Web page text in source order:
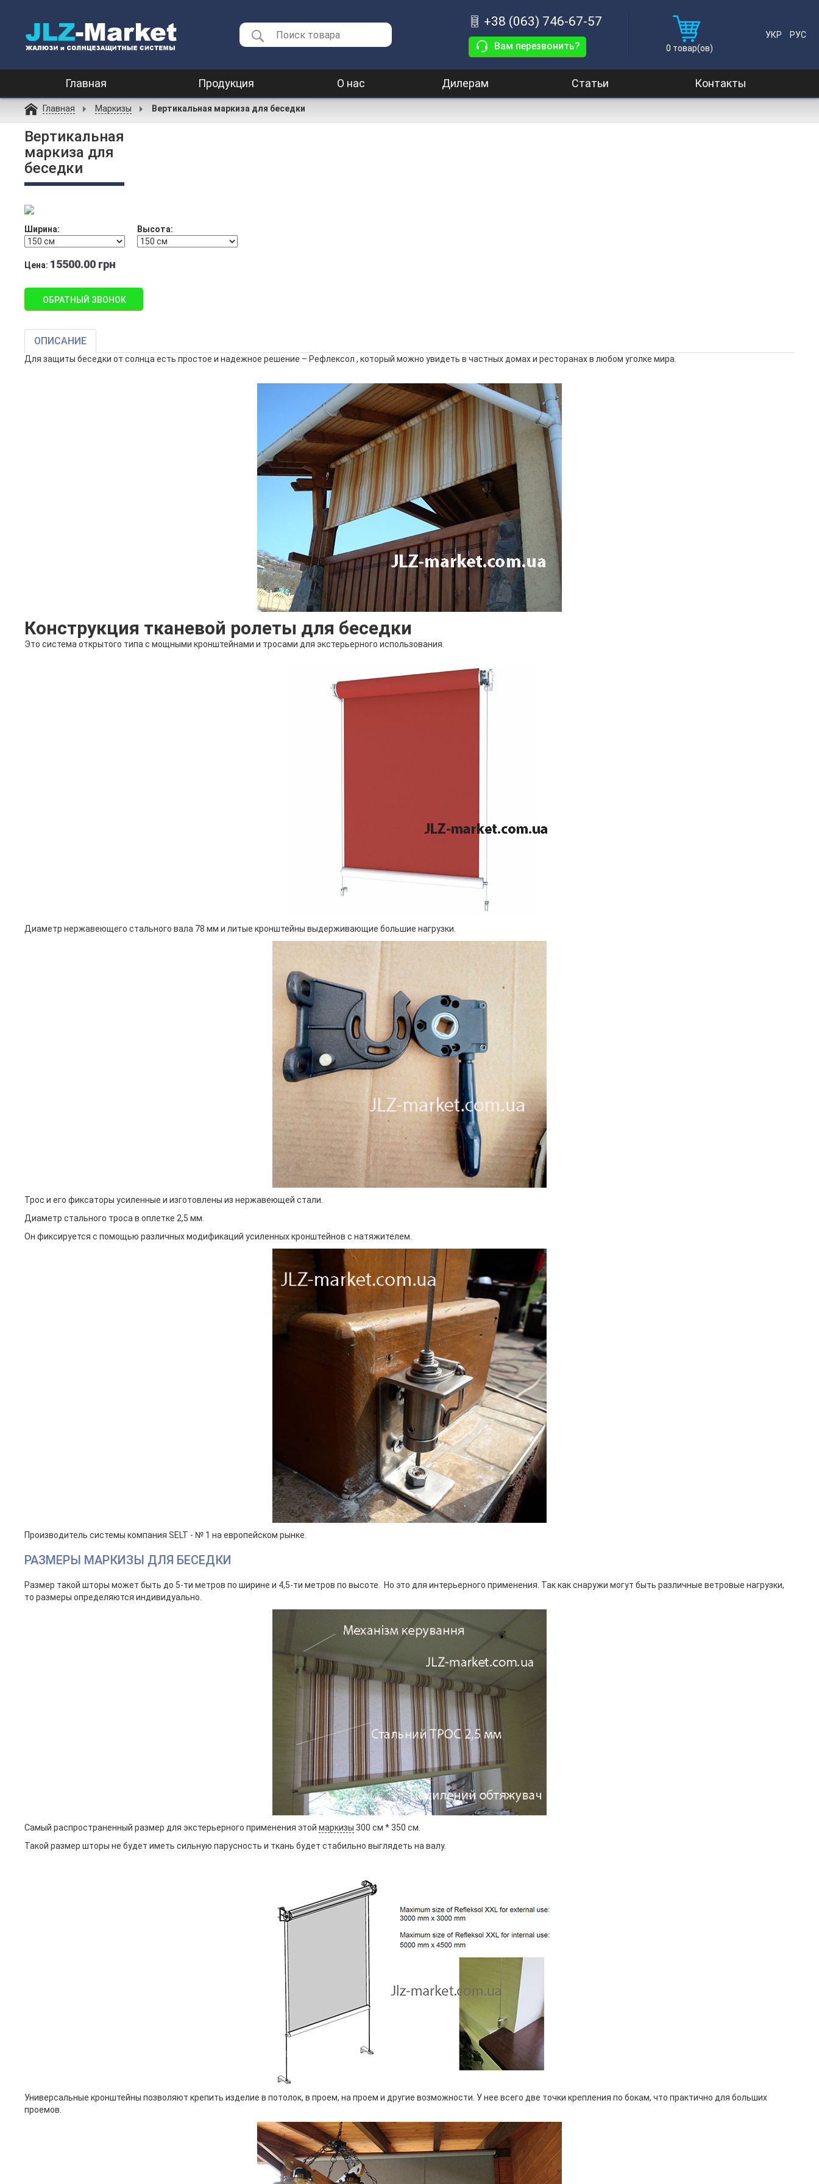
+38 (063) 746-67-57
Вам перезвонить? 0 товар(ов)
УКР РУС
Главная Продукция О нас Дилерам Статьи Контакты
Главная Маркизы Вертикальная маркиза для беседки
Вертикальная
маркиза для
беседки
Ширина: Высота:
Цена: 15500.00 грн
ОБРАТНЫЙ ЗВОНОК
ОПИСАНИЕ
Для защиты беседки от солнца есть простое и надежное решение – Рефлексол , который можно увидеть в частных домах и ресторанах в любом уголке мира.
Конструкция тканевой ролеты для беседки
Это система открытого типа с мощными кронштейнами и тросами для экстерьерного использования.
Диаметр нержавеющего стального вала 78 мм и литые кронштейны выдерживающие большие нагрузки.
Трос и его фиксаторы усиленные и изготовлены из нержавеющей стали.
Диаметр стального троса в оплетке 2,5 мм.
Он фиксируется с помощью различных модификаций усиленных кронштейнов с натяжителем.
Производитель системы компания SELT - № 1 на европейском рынке.
РАЗМЕРЫ МАРКИЗЫ ДЛЯ БЕСЕДКИ
Размер такой шторы может быть до 5-ти метров по ширине и 4,5-ти метров по высоте. Но это для интерьерного применения. Так как снаружи могут быть различные ветровые нагрузки,
то размеры определяются индивидуально.
Самый распространенный размер для экстерьерного применения этой маркизы 300 см * 350 см.
Такой размер шторы не будет иметь сильную парусность и ткань будет стабильно выглядеть на валу.
Универсальные кронштейны позволяют крепить изделие в потолок, в проем, на проем и другие возможности. У нее всего две точки крепления по бокам, что практично для больших
проемов.